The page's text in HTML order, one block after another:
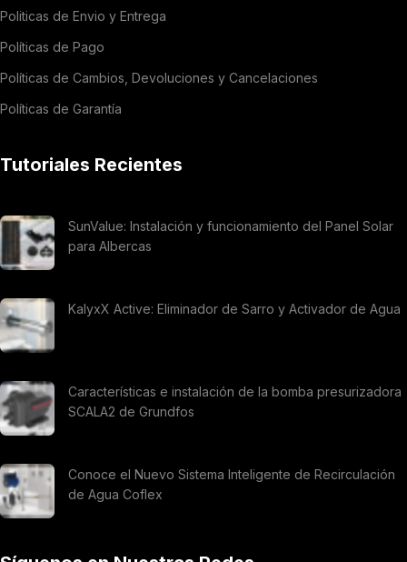
Politicas de Envio y Entrega
Políticas de Pago
Políticas de Cambios, Devoluciones y Cancelaciones
Políticas de Garantía
Tutoriales Recientes
SunValue: Instalación y funcionamiento del Panel Solar
para Albercas
KalyxX Active: Eliminador de Sarro y Activador de Agua
Características e instalación de la bomba presurizadora
SCALA2 de Grundfos
Conoce el Nuevo Sistema Inteligente de Recirculación
de Agua Coflex